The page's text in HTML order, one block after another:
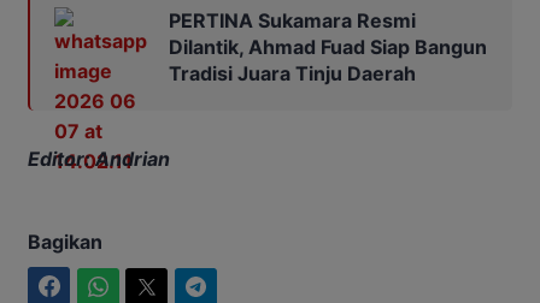
PERTINA Sukamara Resmi
Dilantik, Ahmad Fuad Siap Bangun
Tradisi Juara Tinju Daerah
Editor: Andrian
Bagikan